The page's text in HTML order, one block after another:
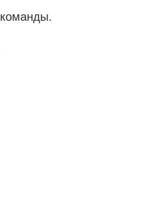
команды.